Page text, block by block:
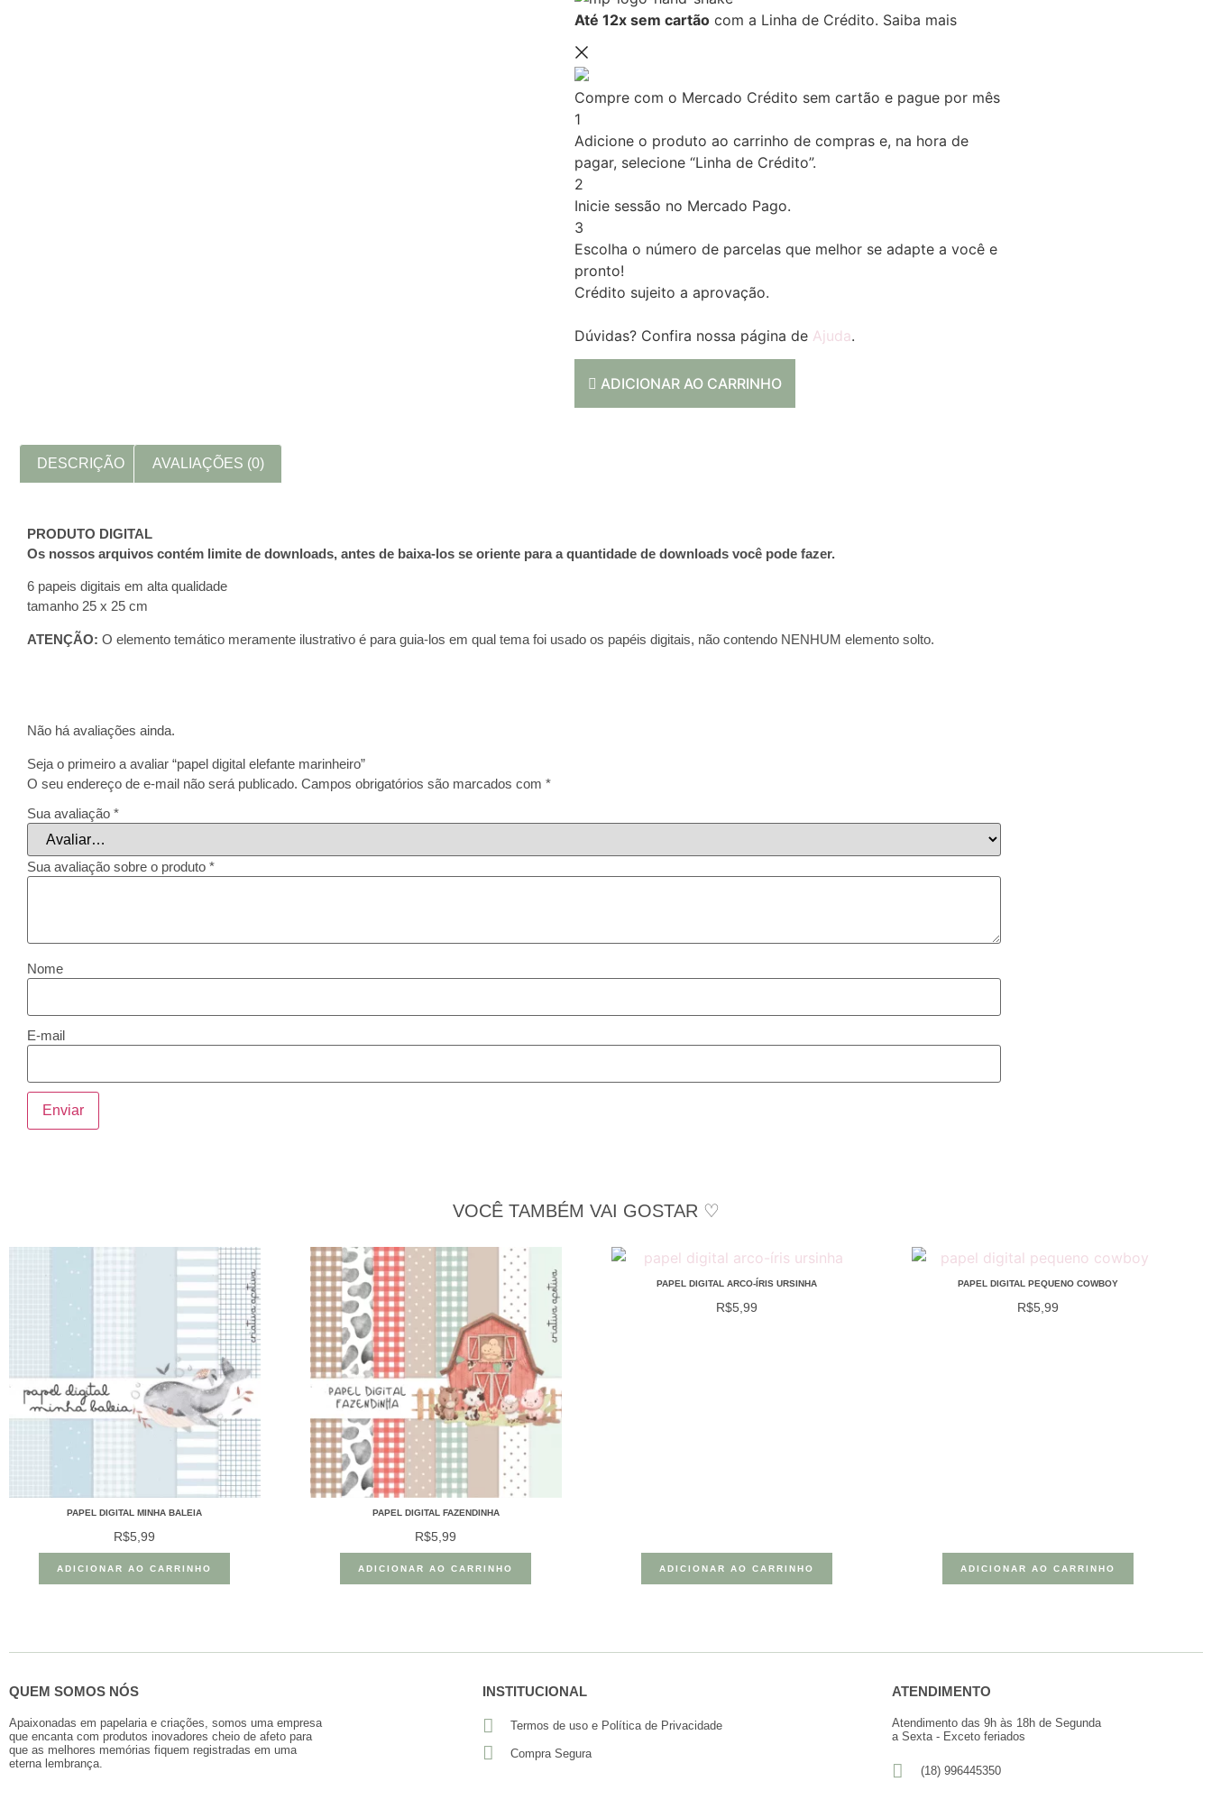
Até 12x sem cartãocom a Linha de Crédito. Saiba mais
Compre com o Mercado Crédito sem cartão e pague por mês
1
Adicione o produto ao carrinho de compras e, na hora de
pagar, selecione “Linha de Crédito”.
2
Inicie sessão no Mercado Pago.
3
Escolha o número de parcelas que melhor se adapte a você e
pronto!
Crédito sujeito a aprovação.
Dúvidas? Confira nossa página de Ajuda.
ADICIONAR AO CARRINHO
DESCRIÇÃO AVALIAÇÕES (0)
PRODUTO DIGITAL
Os nossos arquivos contém limite de downloads, antes de baixa-los se oriente para a quantidade de downloads você pode fazer.
6 papeis digitais em alta qualidade
tamanho 25 x 25 cm
ATENÇÃO: O elemento temático meramente ilustrativo é para guia-los em qual tema foi usado os papéis digitais, não contendo NENHUM elemento solto.
Não há avaliações ainda.
Seja o primeiro a avaliar “papel digital elefante marinheiro”
O seu endereço de e-mail não será publicado. Campos obrigatórios são marcados com *
Sua avaliação *
Sua avaliação sobre o produto *
Nome
E-mail
VOCÊ TAMBÉM VAI GOSTAR ♡
PAPEL DIGITAL MINHA BALEIA
R$5,99
ADICIONAR AO CARRINHO
PAPEL DIGITAL FAZENDINHA
R$5,99
ADICIONAR AO CARRINHO
PAPEL DIGITAL ARCO-ÍRIS URSINHA
R$5,99
ADICIONAR AO CARRINHO
PAPEL DIGITAL PEQUENO COWBOY
R$5,99
ADICIONAR AO CARRINHO
QUEM SOMOS NÓS
Apaixonadas em papelaria e criações, somos uma empresa
que encanta com produtos inovadores cheio de afeto para
que as melhores memórias fiquem registradas em uma
eterna lembrança.
INSTITUCIONAL
Termos de uso e Política de Privacidade
Compra Segura
ATENDIMENTO
Atendimento das 9h às 18h de Segunda
a Sexta - Exceto feriados
(18) 996445350